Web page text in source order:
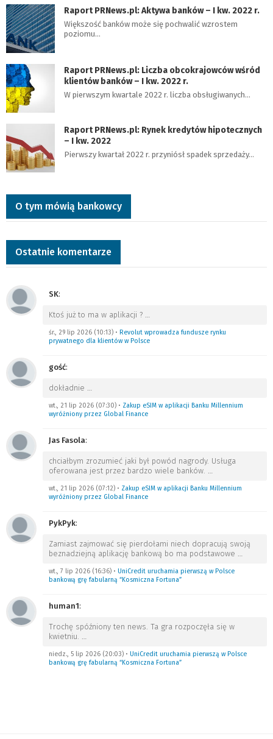
Raport PRNews.pl: Aktywa banków – I kw. 2022 r.
Większość banków może się pochwalić wzrostem
poziomu…
Raport PRNews.pl: Liczba obcokrajowców wśród
klientów banków – I kw. 2022 r.
W pierwszym kwartale 2022 r. liczba obsługiwanych…
Raport PRNews.pl: Rynek kredytów hipotecznych
– I kw. 2022
Pierwszy kwartał 2022 r. przyniósł spadek sprzedaży…
O tym mówią bankowcy
Ostatnie komentarze
SK:
Ktoś już to ma w aplikacji ?
śr., 29 lip 2026 (10:13) • Revolut wprowadza fundusze rynku
prywatnego dla klientów w Polsce
gość:
dokładnie
wt., 21 lip 2026 (07:30) • Zakup eSIM w aplikacji Banku Millennium
wyróżniony przez Global Finance
Jas Fasola:
chciałbym zrozumieć jaki był powód nagrody. Usługa
oferowana jest przez bardzo wiele banków.
wt., 21 lip 2026 (07:12) • Zakup eSIM w aplikacji Banku Millennium
wyróżniony przez Global Finance
PykPyk:
Zamiast zajmować się pierdołami niech dopracują swoją
beznadziejną aplikację bankową bo ma podstawowe
wt., 7 lip 2026 (16:36) • UniCredit uruchamia pierwszą w Polsce
bankową grę fabularną “Kosmiczna Fortuna”
human1:
Trochę spóźniony ten news. Ta gra rozpoczęła się w
kwietniu.
niedz., 5 lip 2026 (20:03) • UniCredit uruchamia pierwszą w Polsce
bankową grę fabularną “Kosmiczna Fortuna”